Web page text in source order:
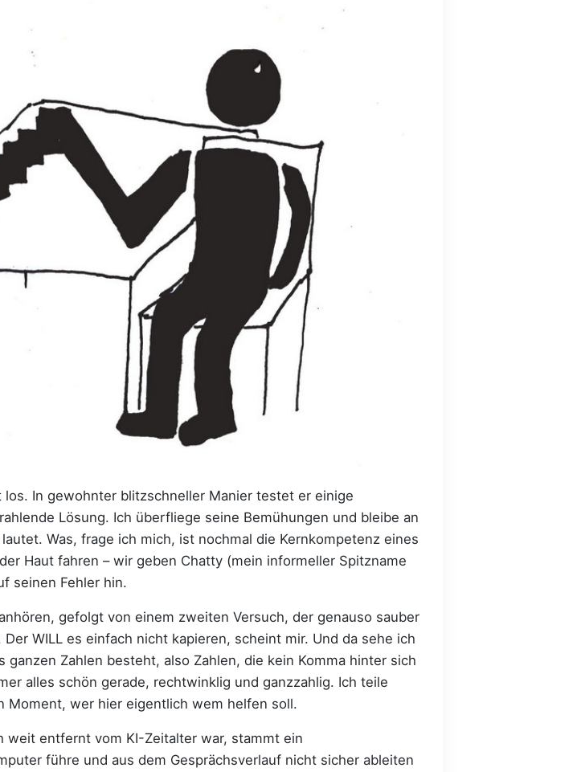
In gewohnter blitzschneller Manier testet er einige
Lösung. Ich überfliege seine Bemühungen und bleibe an
Was, frage ich mich, ist nochmal die Kernkompetenz eines
Haut fahren – wir geben Chatty (mein informeller Spitzname
seinen Fehler hin.
gefolgt von einem zweiten Versuch, der genauso sauber
WILL es einfach nicht kapieren, scheint mir. Und da sehe ich
Zahlen besteht, also Zahlen, die kein Komma hinter sich
alles schön gerade, rechtwinklig und ganzzahlig. Ich teile
Moment, wer hier eigentlich wem helfen soll.
weit entfernt vom KI-Zeitalter war, stammt ein
führe und aus dem Gesprächsverlauf nicht sicher ableiten